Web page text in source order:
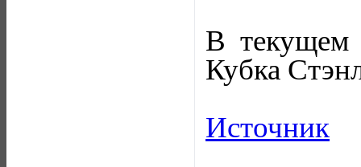
В текущем
Кубка
Источник